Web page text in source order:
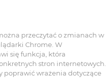
przeczytać o zmianach w
Chrome. W
się funkcja, która
stron internetowych.
poprawić wrażenia dotyczące